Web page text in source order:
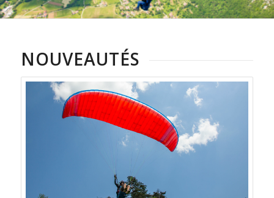
NOUVEAUTÉS